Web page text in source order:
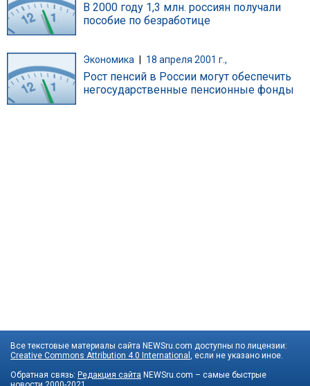
В 2000 году 1,3 млн. россиян получали
пособие по безработице
Экономика 18 апреля 2001 г.,
Рост пенсий в России могут обеспечить
негосударственные пенсионные фонды
Все текстовые материалы сайта NEWSru.com доступны по лицензии:
Creative Commons Attribution 4.0 International
, если не указано иное.
Обратная связь: Редакция сайта NEWSru.com – самые быстрые